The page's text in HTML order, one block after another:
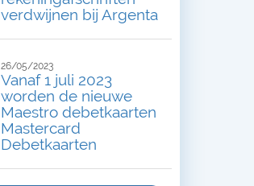
verdwijnen bij Argenta
26/05/2023
Vanaf 1 juli 2023
worden de nieuwe
Maestro debetkaarten
Mastercard
Debetkaarten